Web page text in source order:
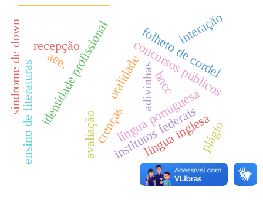
identidade profissionalcrençaslíngua portuguesa
avaliação
concursos públicos
adivinhas
folheto de cordel
recepção
institutos federais
ensino de literaturas
síndrome de down oralidade
língua inglesa
interação
bncc
plágio
aee.